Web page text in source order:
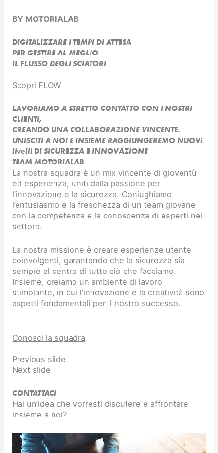
BY MOTORIALAB
DIGITALIZZARE I TEMPI DI ATTESA
PER GESTIRE AL MEGLIO
IL FLUSSO DEGLI SCIATORI
Scopri FLOW
LAVORIAMO A STRETTO CONTATTO CON I NOSTRI
CLIENTI,
CREANDO UNA COLLABORAZIONE VINCENTE.
UNISCITI A NOI E INSIEME RAGGIUNGEREMO NUOVi
livelli DI SICUREZZA E INNOVAZIONE​
TEAM MOTORIALAB
La nostra squadra è un mix vincente di gioventù
ed esperienza, uniti dalla passione per
l’innovazione e la sicurezza. Coniughiamo
l’entusiasmo e la freschezza di un team giovane
con la competenza e la conoscenza di esperti nel
settore.
La nostra missione è creare esperienze utente
coinvolgenti, garantendo che la sicurezza sia
sempre al centro di tutto ciò che facciamo.
Insieme, creiamo un ambiente di lavoro
stimolante, in cui l’innovazione e la creatività sono
aspetti fondamentali per il nostro successo.
Conosci la squadra
Previous slide
Next slide
CONTATTACI
Hai un’idea che vorresti discutere e affrontare
insieme a noi?